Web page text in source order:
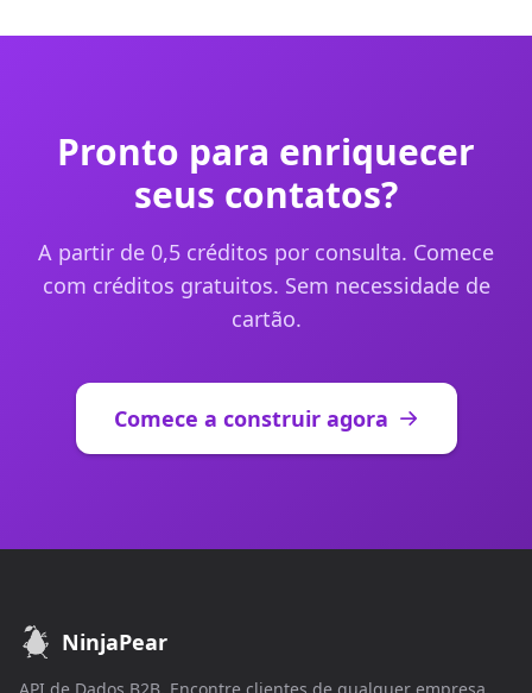
Pronto para enriquecer
seus contatos?
A partir de 0,5 créditos por consulta. Comece
com créditos gratuitos. Sem necessidade de
cartão.
Comece a construir agora
NinjaPear